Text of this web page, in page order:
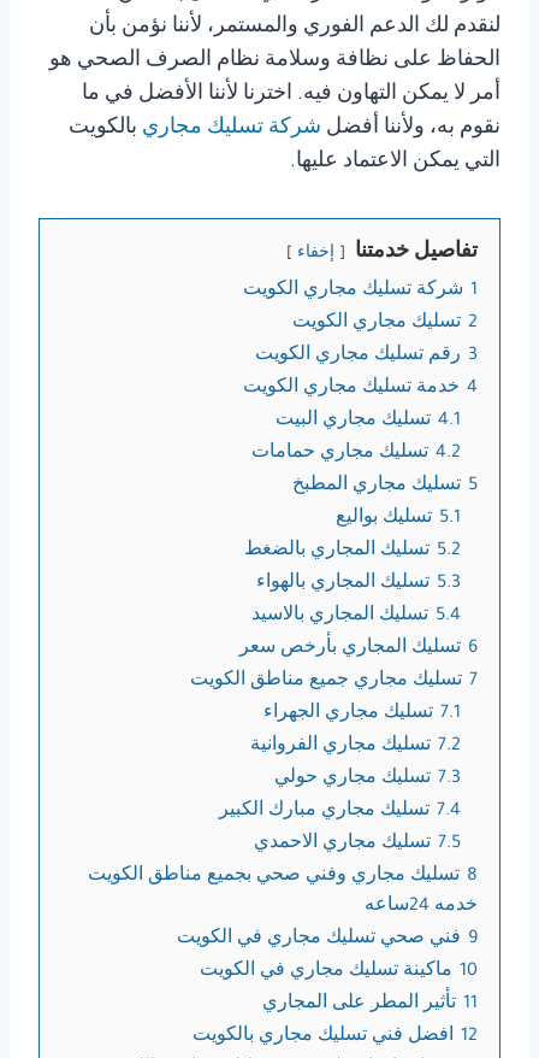
لنقدم لك الدعم الفوري والمستمر، لأننا نؤمن بأن
الحفاظ على نظافة وسلامة نظام الصرف الصحي هو
أمر لا يمكن التهاون فيه. اخترنا لأننا الأفضل في ما
نقوم به، ولأننا أفضل شركة تسليك مجاري بالكويت
التي يمكن الاعتماد عليها.
تفاصيل خدمتنا إخفاء
1
شركة تسليك مجاري الكويت
2 تسليك مجاري الكويت
3 رقم تسليك مجاري الكويت
4 خدمة تسليك مجاري الكويت
4.1 تسليك مجاري البيت
4.2 تسليك مجاري حمامات
5 تسليك مجاري المطبخ
5.1 تسليك بواليع
5.2 تسليك المجاري بالضغط
5.3 تسليك المجاري بالهواء
5.4 تسليك المجاري بالاسيد
6 تسليك المجاري بأرخص سعر
7 تسليك مجاري جميع مناطق الكويت
7.1 تسليك مجاري الجهراء
7.2 تسليك مجاري الفروانية
7.3 تسليك مجاري حولي
7.4 تسليك مجاري مبارك الكبير
7.5 تسليك مجاري الاحمدي
8 تسليك مجاري وفني صحي بجميع مناطق الكويت
خدمه 24ساعه
9 فني صحي تسليك مجاري في الكويت
10
ماكينة تسليك مجاري في الكويت
11 تأثير المطر على المجاري
12
افضل فني تسليك مجاري بالكويت